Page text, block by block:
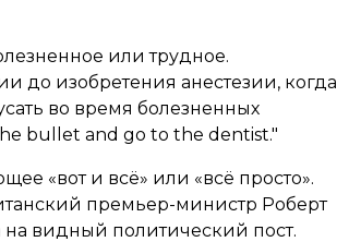
или трудное.
до изобретения анестезии, когда
во время болезненных
bullet and go to the dentist."
«вот и всё» или «всё просто».
премьер-министр Роберт
видный политический пост.